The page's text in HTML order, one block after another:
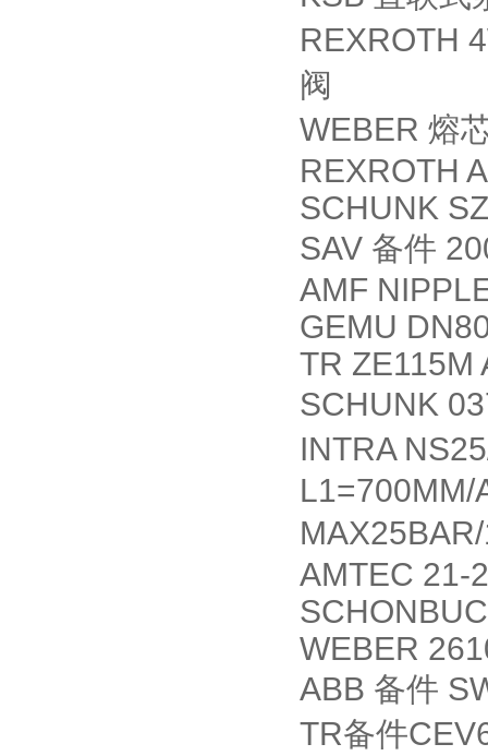
REXROTH
阀
WEBER 熔
REXROTH
SCHUNK
SAV 备件
AMF
GEMU
TR ZE115M
SCHUNK
INTRA
L1=700MM/
AMTEC 21-
WEBER
ABB 备件
TR备件